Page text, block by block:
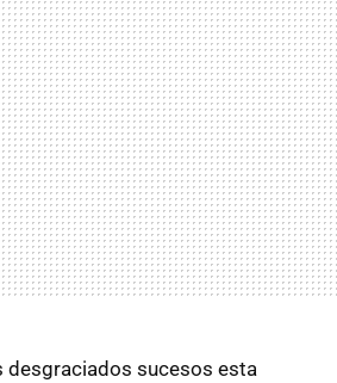
desgraciados sucesos esta